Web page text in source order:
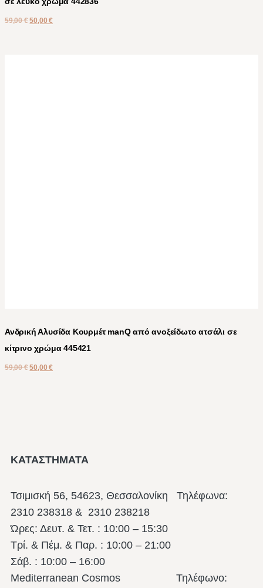
59,00€ 50,00€
Ανδρική Αλυσίδα Κουρμέτ manQ από ανοξείδωτο ατσάλι σε
κίτρινο χρώμα 445421
59,00€ 50,00€
ΚΑΤΑΣΤΗΜΑΤΑ
Τσιμισκή 56, 54623, Θεσσαλονίκη Τηλέφωνα:
2310 238318 & 2310 238218
Ώρες: Δευτ. & Τετ. : 10:00 – 15:30
Τρί. & Πέμ. & Παρ. : 10:00 – 21:00
Σάβ. : 10:00 – 16:00
Mediterranean Cosmos Τηλέφωνο: